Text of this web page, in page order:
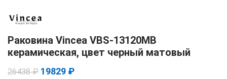
Раковина Vincea VBS-13120MB
керамическая, цвет черный матовый
26438₽ 19829 ₽